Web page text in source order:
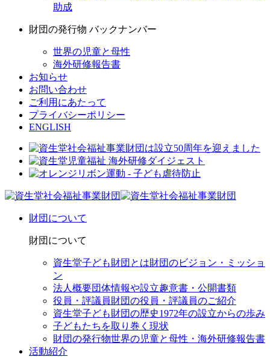
助成
財団の発行物 バックナンバー
世界の児童と母性
海外研修報告書
お知らせ
お問い合わせ
ご利用にあたって
プライバシーポリシー
ENGLISH
財団について
財団について
資生堂子ども財団とは財団のビジョン・ミッショ
ン
法人概要団体情報や設立趣意書・公開書類
役員・評議員財団の役員・評議員のご紹介
資生堂子ども財団の歴史1972年の設立からの歩み
子どもたちを取り巻く現状
財団の発行物世界の児童と母性・海外研修報告書
活動紹介